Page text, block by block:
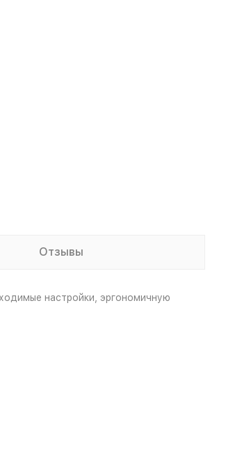
Отзывы
настройки, эргономичную